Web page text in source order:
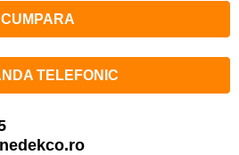
CUMPARA
TELEFONIC